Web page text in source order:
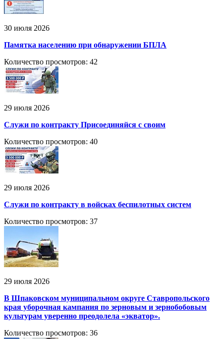
30 июля 2026
Памятка населению при обнаружении БПЛА
Количество просмотров: 42
29 июля 2026
Служи по контракту Присоединяйся с своим
Количество просмотров: 40
29 июля 2026
Служи по контракту в войсках беспилотных систем
Количество просмотров: 37
29 июля 2026
В Шпаковском муниципальном округе Ставропольского
края уборочная кампания по зерновым и зернобобовым
культурам уверенно преодолела «экватор».
Количество просмотров: 36